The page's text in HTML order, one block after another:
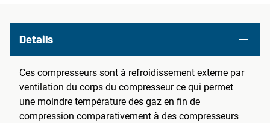
Details
Ces compresseurs sont à refroidissement externe par
ventilation du corps du compresseur ce qui permet
une moindre température des gaz en fin de
compression comparativement à des compresseurs